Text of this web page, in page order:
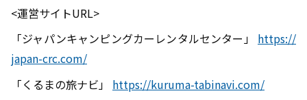
<運営サイトURL>
「ジャパンキャンピングカーレンタルセンター」 https://
japan-crc.com/
「くるまの旅ナビ」 https://kuruma-tabinavi.com/